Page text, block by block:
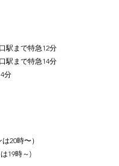
駅まで特急12分
駅まで特急14分
分
20時〜）
19時～)